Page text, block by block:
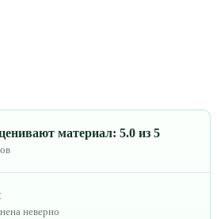
материал: 5.0 из 5
неверно